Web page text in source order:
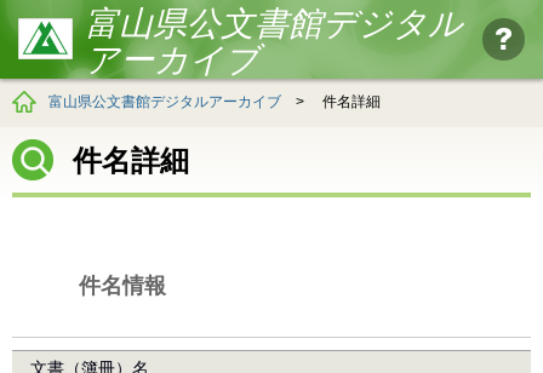
富山県公文書館デジタル
アーカイブ
富山県公文書館デジタルアーカイブ > 件名詳細
件名詳細
件名情報
文書（簿冊）名